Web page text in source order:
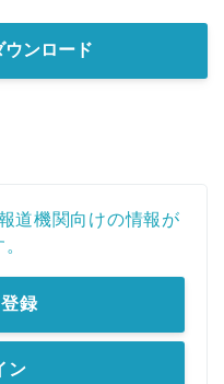
ンロード
道機関向けの情報が
録
ン